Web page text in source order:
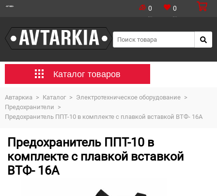
0 0
Каталог товаров
Автаркиа > Каталог > Электротехническое оборудование >
Предохранители >
Предохранитель ППТ-10 в комплекте с плавкой вставкой ВТФ- 16А
Предохранитель ППТ-10 в
комплекте с плавкой вставкой
ВТФ- 16А